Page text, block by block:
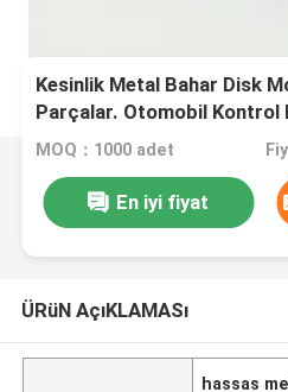
Kesinlik Metal Bahar Disk
Parçalar. Otomobil Kontrol
MOQ：1000 adet
En iyi fiyat
ÜRüN AçıKLAMASı
hassas